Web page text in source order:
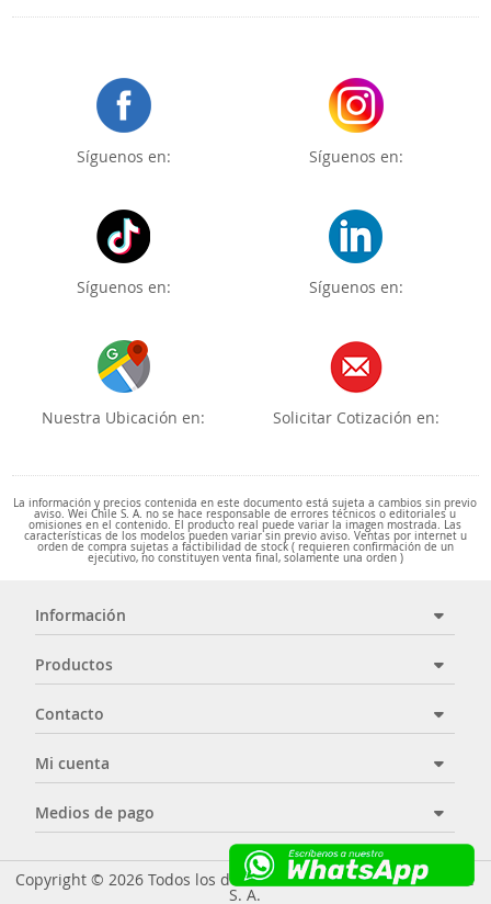
Síguenos en: Síguenos en:
Síguenos en: Síguenos en:
Nuestra Ubicación en: Solicitar Cotización en:
La información y precios contenida en este documento está sujeta a cambios sin previo
aviso. Wei Chile S. A. no se hace responsable de errores técnicos o editoriales u
omisiones en el contenido. El producto real puede variar la imagen mostrada. Las
características de los modelos pueden variar sin previo aviso. Ventas por internet u
orden de compra sujetas a factibilidad de stock ( requieren confirmación de un
ejecutivo, no constituyen venta final, solamente una orden )
Información
Productos
Contacto
Mi cuenta
Medios de pago
Copyright © 2026 Todos los derechos reservados - Wei Chile
S. A.